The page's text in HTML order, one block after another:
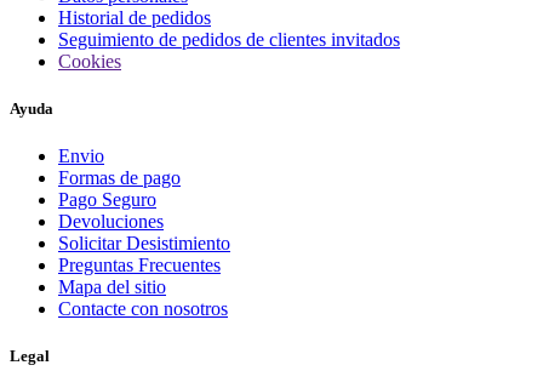
Historial de pedidos
Seguimiento de pedidos de clientes invitados
Cookies
Ayuda
Envio
Formas de pago
Pago Seguro
Devoluciones
Solicitar Desistimiento
Preguntas Frecuentes
Mapa del sitio
Contacte con nosotros
Legal